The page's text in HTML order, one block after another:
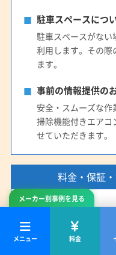
メーカー別事例を見る
メニュー 料金
駐車スペースにつ
駐車スペースがない
利用します。その際
ます。
事前の情報提供の
安全・スムーズな作
掃除機能付きエアコ
せていただきます。
料金・保証
お支払い方法
お支払いは現金の
お願いいたします。